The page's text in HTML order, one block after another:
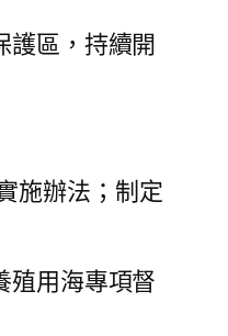
護區，持續開
施辦法；制定
殖用海專項督